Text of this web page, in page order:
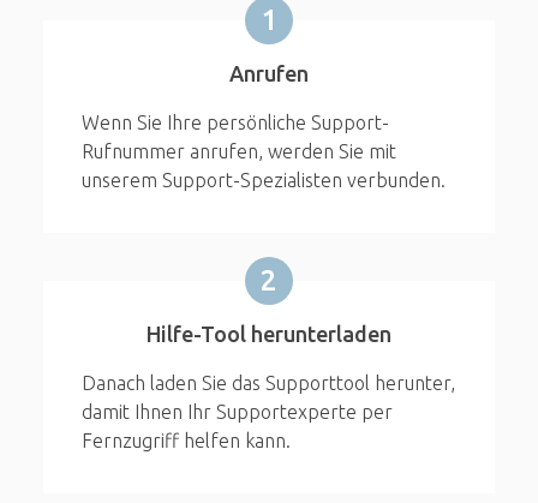
1
Anrufen
Wenn Sie Ihre persönliche Support-
Rufnummer anrufen, werden Sie mit
unserem Support-Spezialisten verbunden.
2
Hilfe-Tool herunterladen
Danach laden Sie das Supporttool herunter,
damit Ihnen Ihr Supportexperte per
Fernzugriff helfen kann.